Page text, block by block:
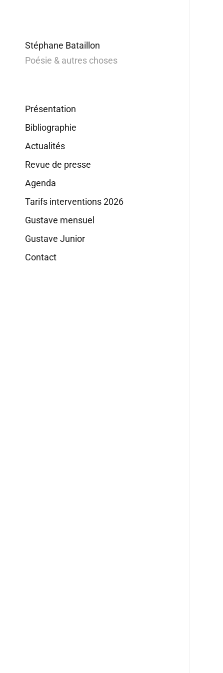
Stéphane Bataillon
Poésie & autres choses
Présentation
Bibliographie
Actualités
Revue de presse
Agenda
Tarifs interventions 2026
Gustave mensuel
Gustave Junior
Contact